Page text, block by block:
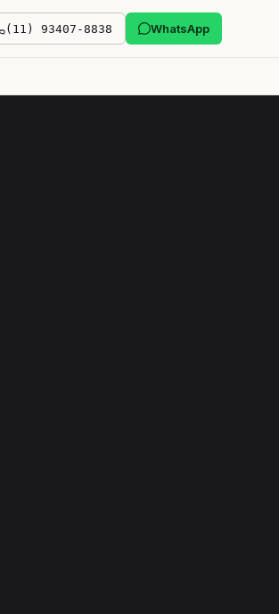
(11) 93407-8838 WhatsApp